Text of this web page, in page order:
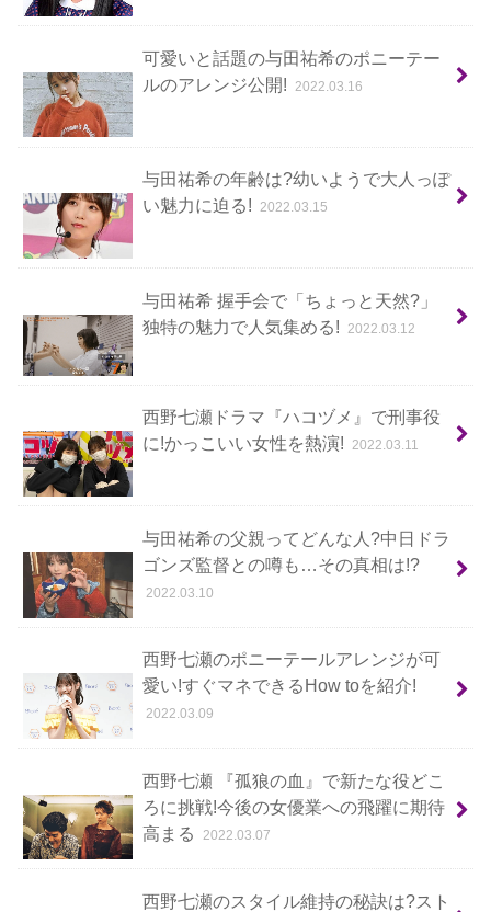
可愛いと話題の与田祐希のポニーテー
ルのアレンジ公開!
2022.03.16
与田祐希の年齢は?幼いようで大人っぽ
い魅力に迫る!
2022.03.15
与田祐希 握手会で「ちょっと天然?」
独特の魅力で人気集める!
2022.03.12
西野七瀬ドラマ『ハコヅメ』で刑事役
に!かっこいい女性を熱演!
2022.03.11
与田祐希の父親ってどんな人?中日ドラ
ゴンズ監督との噂も…その真相は!?
2022.03.10
西野七瀬のポニーテールアレンジが可
愛い!すぐマネできるHow toを紹介!
2022.03.09
西野七瀬 『孤狼の血』で新たな役どこ
ろに挑戦!今後の女優業への飛躍に期待
高まる
2022.03.07
西野七瀬のスタイル維持の秘訣は?スト